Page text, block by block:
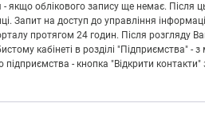
- якщо облікового запису ще немає. Після
Запит на доступ до управління
протягом 24 годин. Після розгляду
кабінеті в розділі "Підприємства" -
- кнопка "Відкрити